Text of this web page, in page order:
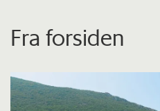
Fra forsiden